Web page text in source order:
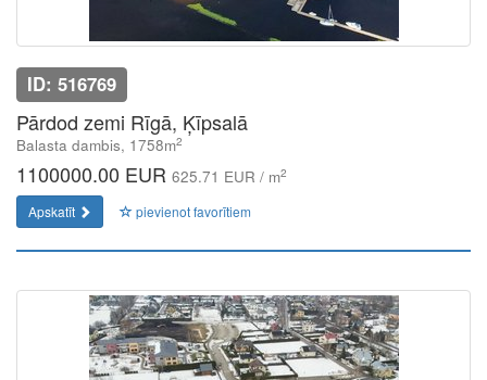
ID: 516769
Pārdod zemi Rīgā, Ķīpsalā
Balasta dambis, 1758m2
1100000.00 EUR 625.71 EUR / m2
Apskatīt pievienot favorītiem